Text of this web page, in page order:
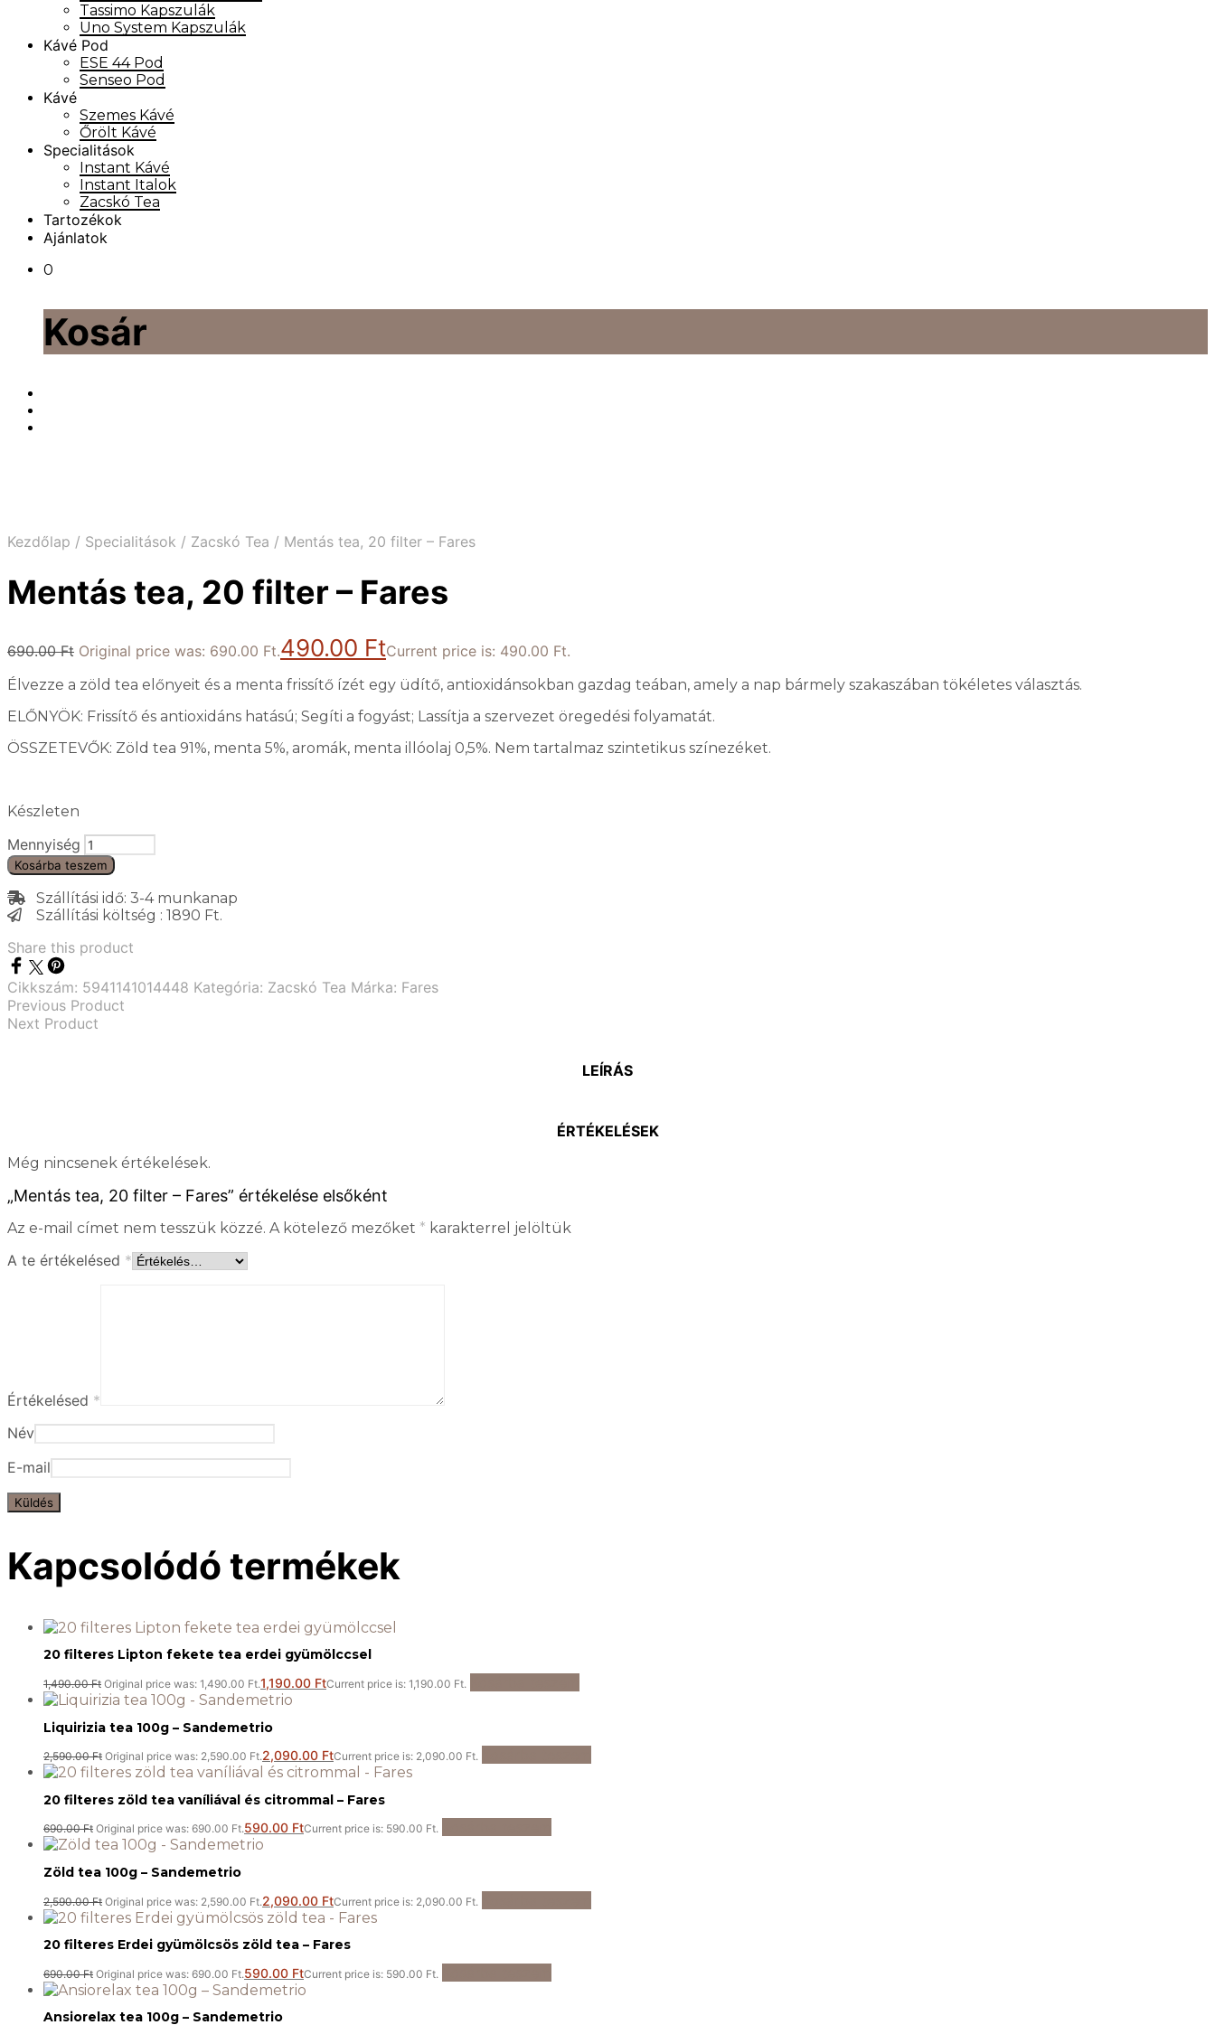
Tassimo Kapszulák
Uno System Kapszulák
Kávé Pod
ESE 44 Pod
Senseo Pod
Kávé
Szemes Kávé
Őrölt Kávé
Specialitások
Instant Kávé
Instant Italok
Zacskó Tea
Tartozékok
Ajánlatok
0
Kosár
Kezdőlap / Specialitások / Zacskó Tea / Mentás tea, 20 filter – Fares
Mentás tea, 20 filter – Fares
690.00Ft Original price was: 690.00 Ft.490.00 FtCurrent price is: 490.00 Ft.
Élvezze a zöld tea előnyeit és a menta frissítő ízét egy üdítő, antioxidánsokban gazdag teában, amely a nap bármely szakaszában tökéletes választás.
ELŐNYÖK: Frissítő és antioxidáns hatású; Segíti a fogyást; Lassítja a szervezet öregedési folyamatát.
ÖSSZETEVŐK: Zöld tea 91%, menta 5%, aromák, menta illóolaj 0,5%. Nem tartalmaz szintetikus színezéket.
Készleten
Mennyiség
Kosárba teszem
Szállítási idő: 3-4 munkanap
Szállítási költség : 1890 Ft.
Share this product
Cikkszám: 5941141014448 Kategória: Zacskó Tea Márka: Fares
Previous Product
Next Product
LEÍRÁS
ÉRTÉKELÉSEK
Még nincsenek értékelések.
„Mentás tea, 20 filter – Fares” értékelése elsőként
Az e-mail címet nem tesszük közzé. A kötelező mezőket * karakterrel jelöltük
A te értékelésed *
Értékelésed *
Név
E-mail
Kapcsolódó termékek
20 filteres Lipton fekete tea erdei gyümölccsel
1,490.00Ft Original price was: 1,490.00 Ft.1,190.00 FtCurrent price is: 1,190.00 Ft.
Liquirizia tea 100g – Sandemetrio
2,590.00Ft Original price was: 2,590.00 Ft.2,090.00 FtCurrent price is: 2,090.00 Ft.
20 filteres zöld tea vaníliával és citrommal – Fares
690.00Ft Original price was: 690.00 Ft.590.00 FtCurrent price is: 590.00 Ft.
Zöld tea 100g – Sandemetrio
2,590.00Ft Original price was: 2,590.00 Ft.2,090.00 FtCurrent price is: 2,090.00 Ft.
20 filteres Erdei gyümölcsös zöld tea – Fares
690.00Ft Original price was: 690.00 Ft.590.00 FtCurrent price is: 590.00 Ft.
Ansiorelax tea 100g – Sandemetrio